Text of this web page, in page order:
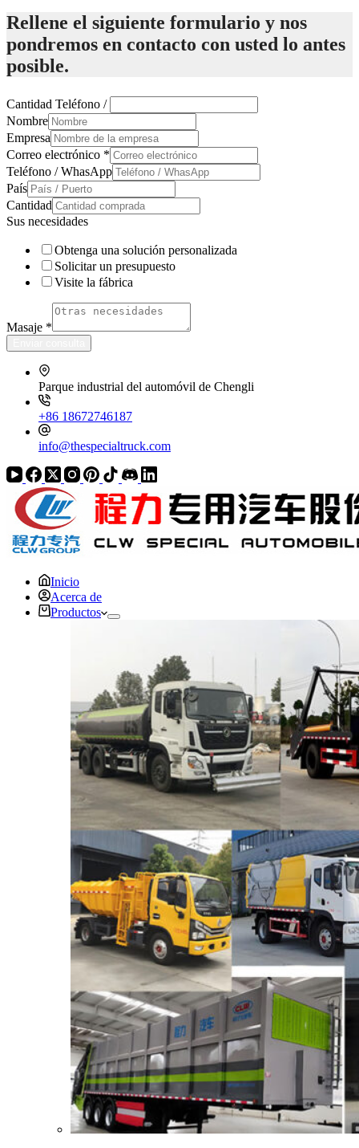
Rellene el siguiente formulario y nos
pondremos en contacto con usted lo antes
posible.
Cantidad Teléfono /
Nombre
Empresa
Correo electrónico *
Teléfono / WhasApp
País
Cantidad
Sus necesidades
Obtenga una solución personalizada
Solicitar un presupuesto
Visite la fábrica
Masaje *
Parque industrial del automóvil de Chengli
+86 18672746187
info@thespecialtruck.com
Inicio
Acerca de
Productos